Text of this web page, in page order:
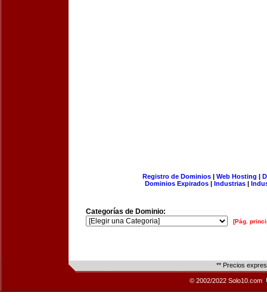
Registro de Dominios| Web Hosting |
Dominios Expirados | Industrias |
Categorías de Dominio:
[Pág.
** Precios
© 2002/2022 Solo10.com